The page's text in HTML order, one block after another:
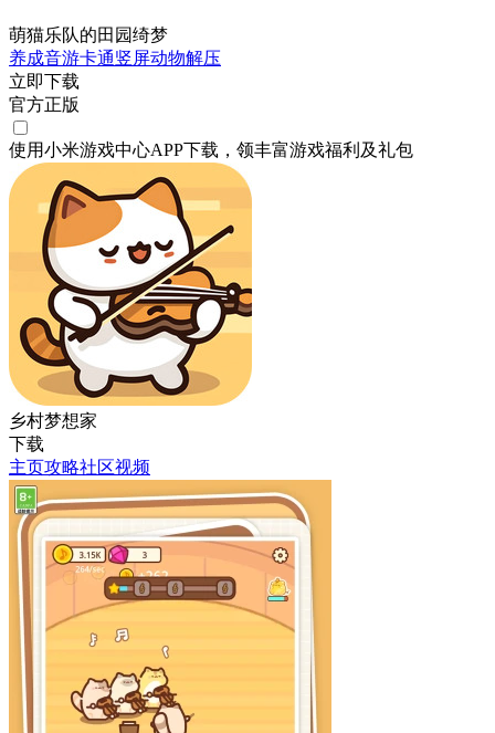
萌猫乐队的田园绮梦
养成音游卡通竖屏动物解压
立即下载
官方正版
使用小米游戏中心APP下载 ，领丰富游戏福利 及礼包
乡村梦想家
下载
主页攻略社区视频